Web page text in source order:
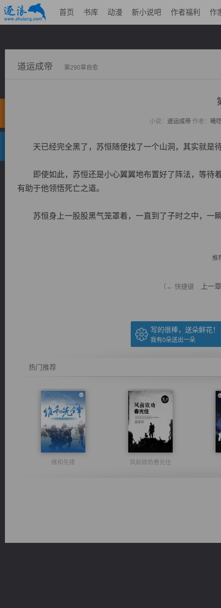
首页 书库 动漫 新小说吧 作者福利 作
道运成帝 第290章自愈
小说： 道运成帝 作者： 曦
天已经完全黑了，苏恒随便找了一个山洞，其实就是
即使如此，苏恒还是小心翼翼地布置好了阵法，等待
有助于他领悟死亡之道。
苏恒身上一股股黑气笼罩着，一直到了子时之中，一
推
（← 快捷键 上一章
写的很棒，送朵鲜花！
我有0朵送出一朵
热门推荐
维和先锋 风前欲劝春光住